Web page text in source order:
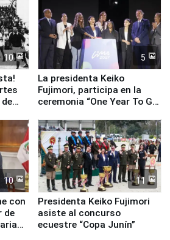
Serenazgo
10 5
La presidenta Keiko
Fujimori, participa en la
ceremonia “One Year To Go
10
con
de
11
Presidenta Keiko Fujimori
asiste al concurso
ecuestre “Copa Junín”